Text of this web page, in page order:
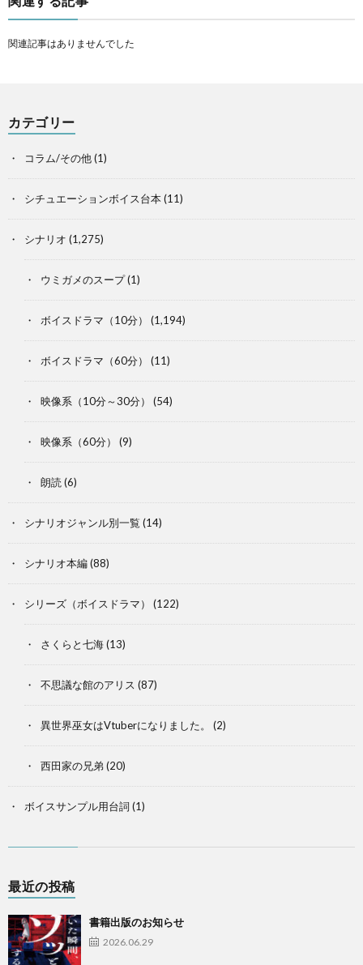
関連記事はありませんでした
カテゴリー
コラム/その他(1)
シチュエーションボイス台本(11)
シナリオ (1,275)
ウミガメのスープ(1)
ボイスドラマ（10分） (1,194)
ボイスドラマ（60分） (11)
映像系（10分～30分） (54)
映像系（60分） (9)
朗読 (6)
シナリオジャンル別一覧 (14)
シナリオ本編(88)
シリーズ（ボイスドラマ） (122)
さくらと七海(13)
不思議な館のアリス (87)
異世界巫女はVtuberになりました。 (2)
西田家の兄弟(20)
ボイスサンプル用台詞 (1)
最近の投稿
書籍出版のお知らせ
2026.06.29